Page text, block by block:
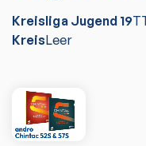
Kreisliga Jugend 19
KreisLeer